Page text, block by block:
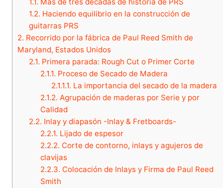
1.2. Haciendo equilibrio en la construcción de
guitarras PRS
2. Recorrido por la fábrica de Paul Reed Smith de
Maryland, Estados Unidos
2.1. Primera parada: Rough Cut o Primer Corte
2.1.1. Proceso de Secado de Madera
2.1.1.1. La importancia del secado de la madera
2.1.2. Agrupación de maderas por Serie y por
Calidad
2.2. Inlay y diapasón -Inlay & Fretboards-
2.2.1. Lijado de espesor
2.2.2. Corte de contorno, inlays y agujeros de
clavijas
2.2.3. Colocación de Inlays y Firma de Paul Reed
Smith